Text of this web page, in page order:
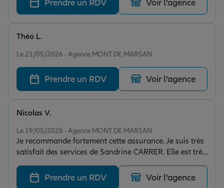
Prendre un RDV Voir l'agence
Le 21/05/2026 - Agence MONT DE MARSAN
Théo L.
Prendre un RDV Voir l'agence
Le 19/05/2026 - Agence MONT DE MARSAN
Je recommande fortement cette assurance. Je suis très
satisfait des services de Sandrine CARRER. Elle est très
professionnelle et très réactive, elle nous accompagne
vraiment de A à Z.
Nicolas V.
Prendre un RDV Voir l'agence